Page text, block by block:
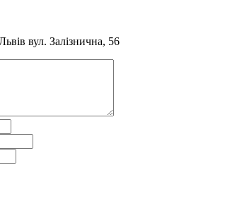
вул. Залізнична, 56